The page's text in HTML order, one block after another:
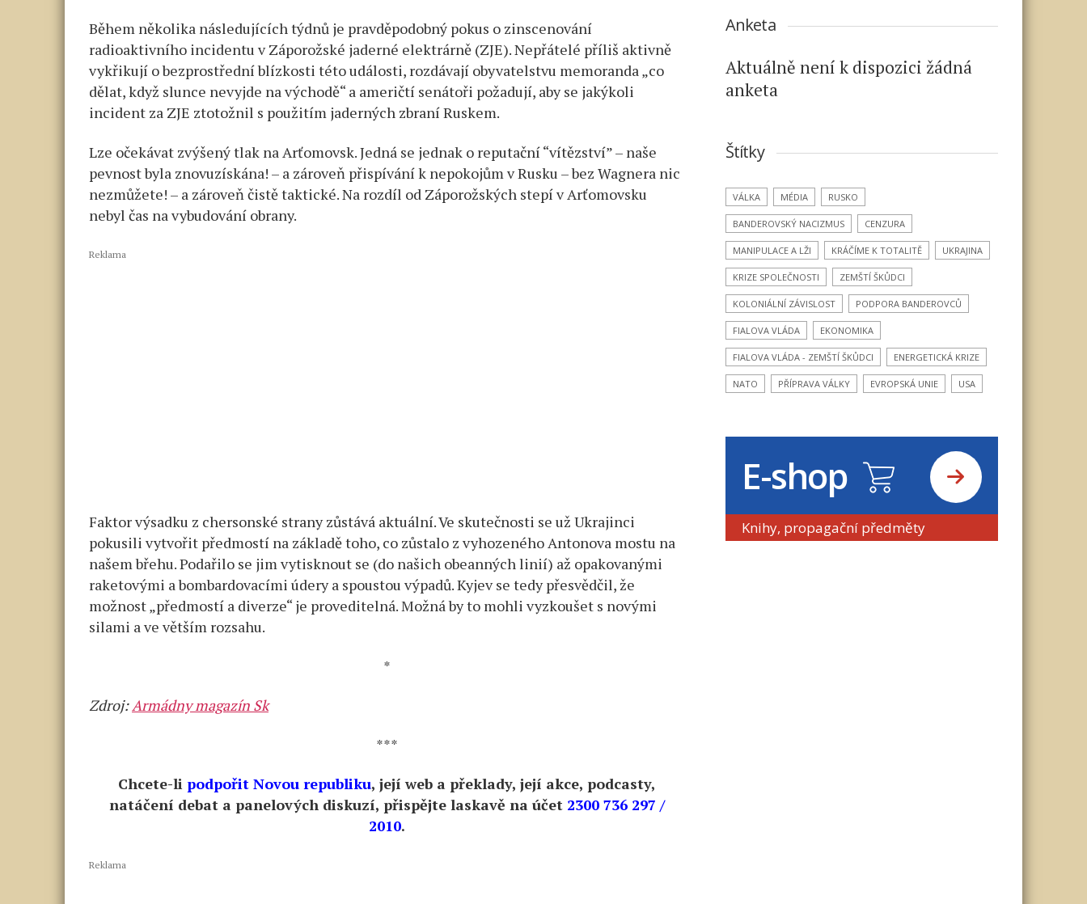
Během několika následujících týdnů je pravděpodobný pokus o zinscenování
radioaktivního incidentu v Záporožské jaderné elektrárně (ZJE). Nepřátelé příliš aktivně
vykřikují o bezprostřední blízkosti této události, rozdávají obyvatelstvu memoranda „co
dělat, když slunce nevyjde na východě“ a američtí senátoři požadují, aby se jakýkoli
incident za ZJE ztotožnil s použitím jaderných zbraní Ruskem.
Lze očekávat zvýšený tlak na Arťomovsk. Jedná se jednak o reputační “vítězství” – naše
pevnost byla znovuzískána! – a zároveň přispívání k nepokojům v Rusku – bez Wagnera nic
nezmůžete! – a zároveň čistě taktické. Na rozdíl od Záporožských stepí v Arťomovsku
nebyl čas na vybudování obrany.
Reklama
Faktor výsadku z chersonské strany zůstává aktuální. Ve skutečnosti se už Ukrajinci
pokusili vytvořit předmostí na základě toho, co zůstalo z vyhozeného Antonova mostu na
našem břehu. Podařilo se jim vytisknout se (do našich obeanných linií) až opakovanými
raketovými a bombardovacími údery a spoustou výpadů. Kyjev se tedy přesvědčil, že
možnost „předmostí a diverze“ je proveditelná. Možná by to mohli vyzkoušet s novými
silami a ve větším rozsahu.
*
Zdroj:Armádny magazín Sk
***
Chcete-li podpořit Novou republiku, její web a překlady, její akce, podcasty,
natáčení debat a panelových diskuzí, přispějte laskavě na účet 2300 736 297 /
2010.
Reklama
Anketa
Aktuálně není k dispozici žádná
anketa
Štítky
VÁLKA MÉDIA RUSKO
BANDEROVSKÝ NACIZMUS CENZURA
MANIPULACE A LŽI KRÁČÍME K TOTALITĚ UKRAJINA
KRIZE SPOLEČNOSTI ZEMŠTÍ ŠKŮDCI
KOLONIÁLNÍ ZÁVISLOST PODPORA BANDEROVCŮ
FIALOVA VLÁDA EKONOMIKA
FIALOVA VLÁDA - ZEMŠTÍ ŠKŮDCI ENERGETICKÁ KRIZE
NATO PŘÍPRAVA VÁLKY EVROPSKÁ UNIE USA
E-shop
Knihy, propagační předměty